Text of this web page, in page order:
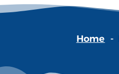
Home -